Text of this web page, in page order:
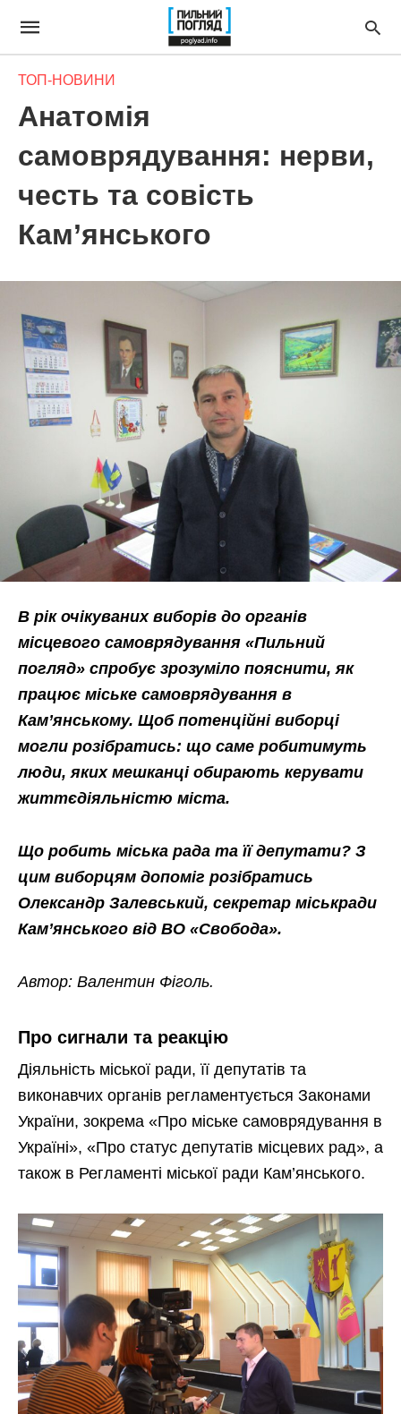
ТОП-НОВИНИ
Анатомія
самоврядування: нерви,
честь та совість
Кам’янського
В рік очікуваних виборів до органів
місцевого самоврядування «Пильний
погляд» спробує зрозуміло пояснити, як
працює міське самоврядування в
Кам’янському. Щоб потенційні виборці
могли розібратись: що саме робитимуть
люди, яких мешканці обирають керувати
життєдіяльністю міста.
Що робить міська рада та її депутати? З
цим виборцям допоміг розібратись
Олександр Залевський, секретар міськради
Кам’янського від ВО «Свобода».
Автор: Валентин Фіголь.
Про сигнали та реакцію
Діяльність міської ради, її депутатів та
виконавчих органів регламентується Законами
України, зокрема «Про міське самоврядування в
Україні», «Про статус депутатів місцевих рад», а
також в Регламенті міської ради Кам’янського.